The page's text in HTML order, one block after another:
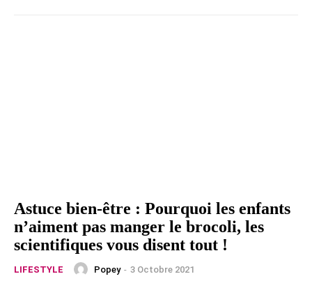
Astuce bien-être : Pourquoi les enfants
n’aiment pas manger le brocoli, les
scientifiques vous disent tout !
LIFESTYLE Popey - 3 Octobre 2021